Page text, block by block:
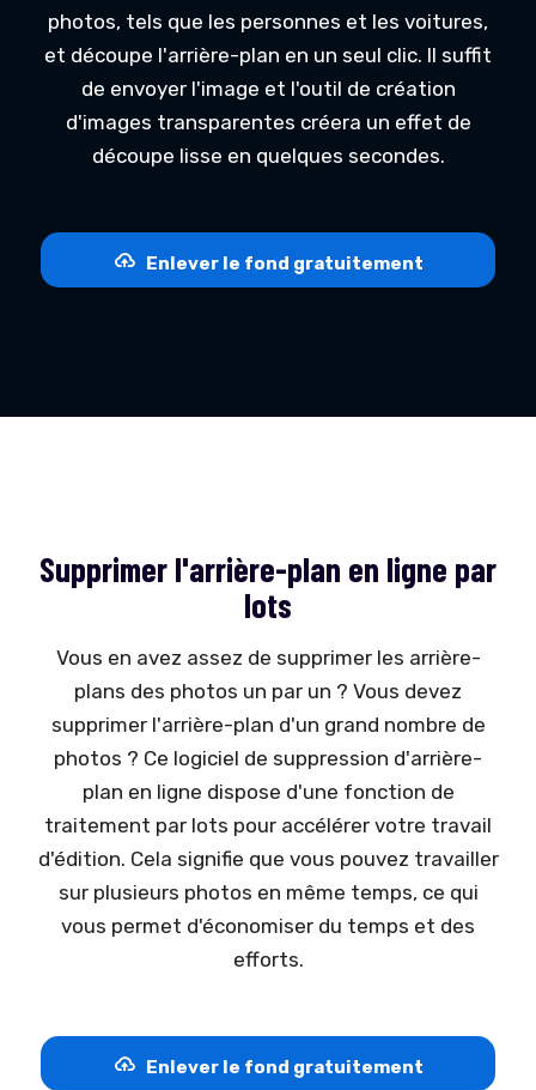
photos, tels que les personnes et les voitures,
et découpe l'arrière-plan en un seul clic. Il suffit
de envoyer l'image et l'outil de création
d'images transparentes créera un effet de
découpe lisse en quelques secondes.
Enlever le fond gratuitement
Supprimer l'arrière-plan en ligne par
lots
Vous en avez assez de supprimer les arrière-
plans des photos un par un ? Vous devez
supprimer l'arrière-plan d'un grand nombre de
photos ? Ce logiciel de suppression d'arrière-
plan en ligne dispose d'une fonction de
traitement par lots pour accélérer votre travail
d'édition. Cela signifie que vous pouvez travailler
sur plusieurs photos en même temps, ce qui
vous permet d'économiser du temps et des
efforts.
Enlever le fond gratuitement